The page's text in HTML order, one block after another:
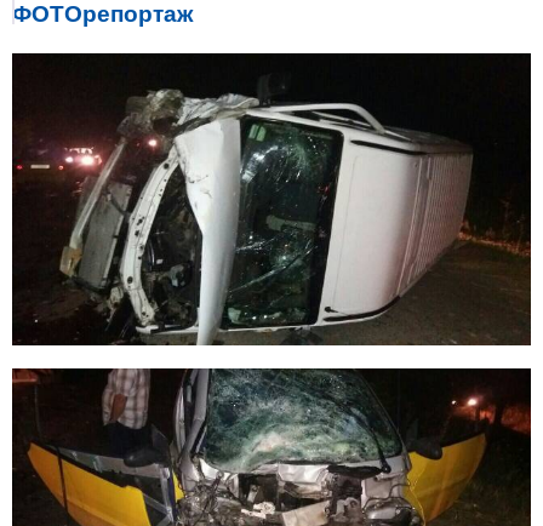
ФОТОрепортаж